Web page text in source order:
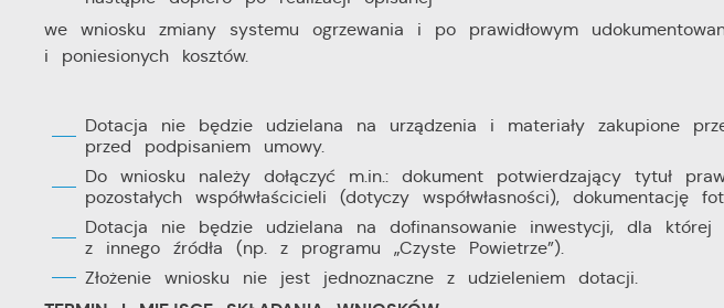
we wniosku zmiany systemu ogrzewania i po prawidłowym
i poniesionych kosztów.
Dotacja nie będzie udzielana na urządzenia i materiały zakupione
przed podpisaniem umowy.
Do wniosku należy dołączyć m.in.: dokument potwierdzający tytuł
pozostałych współwłaścicieli (dotyczy współwłasności), dokumentację
Dotacja nie będzie udzielana na dofinansowanie inwestycji, dla której
z innego źródła (np. z programu „Czyste Powietrze”).
Złożenie wniosku nie jest jednoznaczne z udzieleniem dotacji.